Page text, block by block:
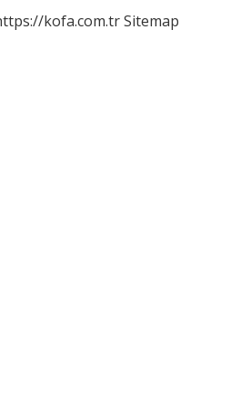
kofa.com.trSitemap